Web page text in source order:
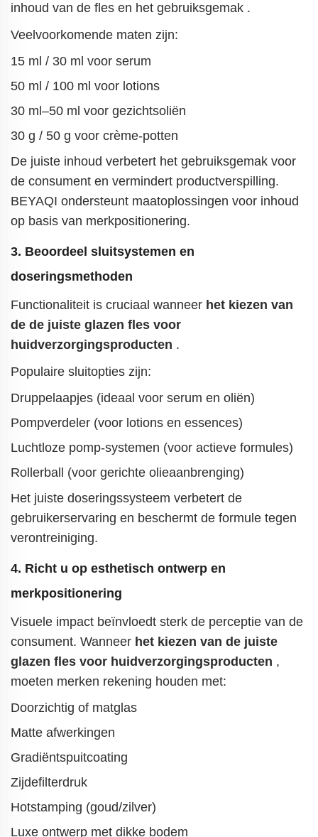
inhoud van de fles en het gebruiksgemak .
Veelvoorkomende maten zijn:
15 ml / 30 ml voor serum
50 ml / 100 ml voor lotions
30 ml–50 ml voor gezichtsoliën
30 g / 50 g voor crème-potten
De juiste inhoud verbetert het gebruiksgemak voor
de consument en vermindert productverspilling.
BEYAQI ondersteunt maatoplossingen voor inhoud
op basis van merkpositionering.
3. Beoordeel sluitsystemen en
doseringsmethoden
Functionaliteit is cruciaal wanneer het kiezen van
de de juiste glazen fles voor
huidverzorgingsproducten .
Populaire sluitopties zijn:
Druppelaapjes (ideaal voor serum en oliën)
Pompverdeler (voor lotions en essences)
Luchtloze pomp-systemen (voor actieve formules)
Rollerball (voor gerichte olieaanbrenging)
Het juiste doseringssysteem verbetert de
gebruikerservaring en beschermt de formule tegen
verontreiniging.
4. Richt u op esthetisch ontwerp en
merkpositionering
Visuele impact beïnvloedt sterk de perceptie van de
consument. Wanneer het kiezen van de juiste
glazen fles voor huidverzorgingsproducten ,
moeten merken rekening houden met:
Doorzichtig of matglas
Matte afwerkingen
Gradiëntspuitcoating
Zijdefilterdruk
Hotstamping (goud/zilver)
Luxe ontwerp met dikke bodem